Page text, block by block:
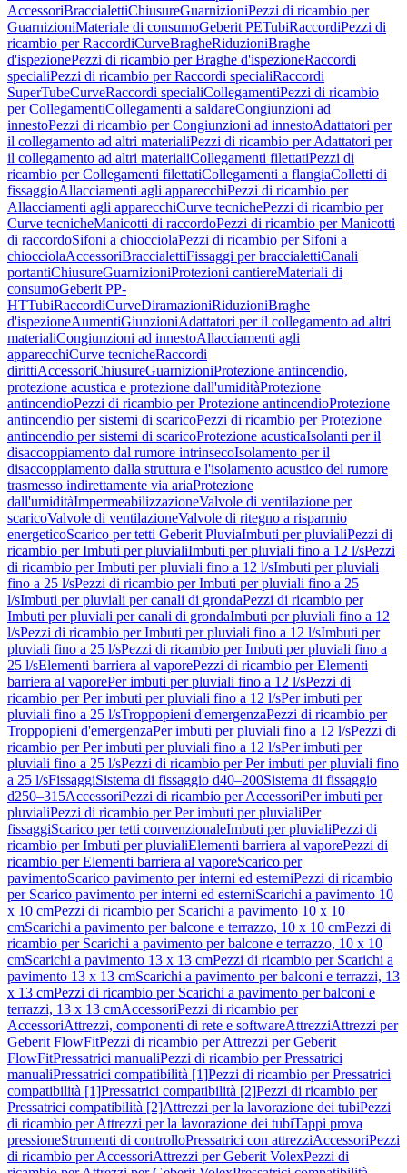
AccessoriBraccialettiChiusureGuarnizioniPezzi di ricambio per
GuarnizioniMateriale di consumoGeberit PETubiRaccordiPezzi di
ricambio per RaccordiCurveBragheRiduzioniBraghe
d'ispezionePezzi di ricambio per Braghe d'ispezioneRaccordi
specialiPezzi di ricambio per Raccordi specialiRaccordi
SuperTubeCurveRaccordi specialiCollegamentiPezzi di ricambio
per CollegamentiCollegamenti a saldareCongiunzioni ad
innestoPezzi di ricambio per Congiunzioni ad innestoAdattatori per
il collegamento ad altri materialiPezzi di ricambio per Adattatori per
il collegamento ad altri materialiCollegamenti filettatiPezzi di
ricambio per Collegamenti filettatiCollegamenti a flangiaColletti di
fissaggioAllacciamenti agli apparecchiPezzi di ricambio per
Allacciamenti agli apparecchiCurve tecnichePezzi di ricambio per
Curve tecnicheManicotti di raccordoPezzi di ricambio per Manicotti
di raccordoSifoni a chiocciolaPezzi di ricambio per Sifoni a
chiocciolaAccessoriBraccialettiFissaggi per braccialettiCanali
portantiChiusureGuarnizioniProtezioni cantiereMateriali di
consumoGeberit PP-
HTTubiRaccordiCurveDiramazioniRiduzioniBraghe
d'ispezioneAumentiGiunzioniAdattatori per il collegamento ad altri
materialiCongiunzioni ad innestoAllacciamenti agli
apparecchiCurve tecnicheRaccordi
dirittiAccessoriChiusureGuarnizioniProtezione antincendio,
protezione acustica e protezione dall'umiditàProtezione
antincendioPezzi di ricambio per Protezione antincendioProtezione
antincendio per sistemi di scaricoPezzi di ricambio per Protezione
antincendio per sistemi di scaricoProtezione acusticaIsolanti per il
disaccoppiamento dal rumore intrinsecoIsolamento per il
disaccoppiamento dalla struttura e l'isolamento acustico del rumore
trasmesso indirettamente via ariaProtezione
dall'umiditàImpermeabilizzazioneValvole di ventilazione per
scaricoValvole di ventilazioneValvole di ritegno a risparmio
energeticoScarico per tetti Geberit PluviaImbuti per pluvialiPezzi di
ricambio per Imbuti per pluvialiImbuti per pluviali fino a 12 l/sPezzi
di ricambio per Imbuti per pluviali fino a 12 l/sImbuti per pluviali
fino a 25 l/sPezzi di ricambio per Imbuti per pluviali fino a 25
l/sImbuti per pluviali per canali di grondaPezzi di ricambio per
Imbuti per pluviali per canali di grondaImbuti per pluviali fino a 12
l/sPezzi di ricambio per Imbuti per pluviali fino a 12 l/sImbuti per
pluviali fino a 25 l/sPezzi di ricambio per Imbuti per pluviali fino a
25 l/sElementi barriera al vaporePezzi di ricambio per Elementi
barriera al vaporePer imbuti per pluviali fino a 12 l/sPezzi di
ricambio per Per imbuti per pluviali fino a 12 l/sPer imbuti per
pluviali fino a 25 l/sTroppopieni d'emergenzaPezzi di ricambio per
Troppopieni d'emergenzaPer imbuti per pluviali fino a 12 l/sPezzi di
ricambio per Per imbuti per pluviali fino a 12 l/sPer imbuti per
pluviali fino a 25 l/sPezzi di ricambio per Per imbuti per pluviali fino
a 25 l/sFissaggiSistema di fissaggio d40–200Sistema di fissaggio
d250–315AccessoriPezzi di ricambio per AccessoriPer imbuti per
pluvialiPezzi di ricambio per Per imbuti per pluvialiPer
fissaggiScarico per tetti convenzionaleImbuti per pluvialiPezzi di
ricambio per Imbuti per pluvialiElementi barriera al vaporePezzi di
ricambio per Elementi barriera al vaporeScarico per
pavimentoScarico pavimento per interni ed esterniPezzi di ricambio
per Scarico pavimento per interni ed esterniScarichi a pavimento 10
x 10 cmPezzi di ricambio per Scarichi a pavimento 10 x 10
cmScarichi a pavimento per balcone e terrazzo, 10 x 10 cmPezzi di
ricambio per Scarichi a pavimento per balcone e terrazzo, 10 x 10
cmScarichi a pavimento 13 x 13 cmPezzi di ricambio per Scarichi a
pavimento 13 x 13 cmScarichi a pavimento per balconi e terrazzi, 13
x 13 cmPezzi di ricambio per Scarichi a pavimento per balconi e
terrazzi, 13 x 13 cmAccessoriPezzi di ricambio per
AccessoriAttrezzi, componenti di rete e softwareAttrezziAttrezzi per
Geberit FlowFitPezzi di ricambio per Attrezzi per Geberit
FlowFitPressatrici manualiPezzi di ricambio per Pressatrici
manualiPressatrici compatibilità [1]Pezzi di ricambio per Pressatrici
compatibilità [1]Pressatrici compatibilità [2]Pezzi di ricambio per
Pressatrici compatibilità [2]Attrezzi per la lavorazione dei tubiPezzi
di ricambio per Attrezzi per la lavorazione dei tubiTappi prova
pressioneStrumenti di controlloPressatrici con attrezziAccessoriPezzi
di ricambio per AccessoriAttrezzi per Geberit VolexPezzi di